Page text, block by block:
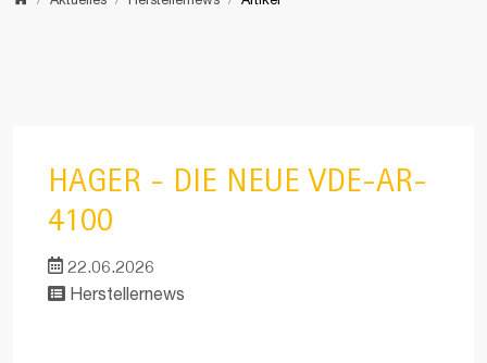
HAGER - DIE NEUE VDE-AR-
4100
22.06.2026
Herstellernews